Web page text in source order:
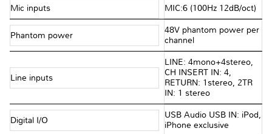
Mic inputs MIC:6 (100Hz 12dB/oct)
Phantom power
48V phantom power per
channel
Line inputs
LINE: 4mono+4stereo,
CH INSERT IN: 4,
RETURN: 1stereo, 2TR
IN: 1 stereo
Digital I/O
USB Audio USB IN: iPod,
iPhone exclusive